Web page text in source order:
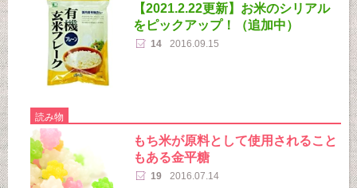
【2021.2.22更新】お米のシリアル
をピックアップ！（追加中）
14 2016.09.15
読み物
もち米が原料として使用されること
もある金平糖
19 2016.07.14